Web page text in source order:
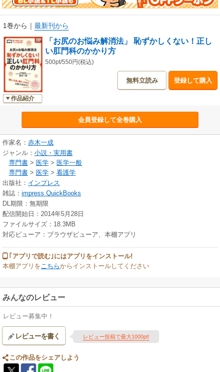
プロローグ：はじめに
第１章 先生おしえてください「その１ 肛門科について」
１-１ 自覚症状があります。どこに行けば？
１-２ いい先生、専門家の見分け方マル秘テクニック
１-３ 肛門科は恥ずかしいのですが……
１-４ 痛いのもイヤなんですが……
１-５ 生理中や妊娠中でも平気ですか？
１-６ 手術も必要ですか？
１-７ ズバリいくらかかるの？
１-８ 保険もおりますか？
第２章 先生おしえてください「その２ 痔について」
２-２ 痔ろう・肛門周囲膿瘍
２-３ 裂肛（切れ痔）・肛門狭窄
第３章 先生おしえてください「その３ 痔の手術について」
３-１ 本当に手術は必要？
３-２ 手術は痛くないの？
３-３ 手術はどれくらい時間がかかる？
３-４ 日帰り手術はできる？
３-５ 入院手術のスケジュール
３-６ レーザーメスは有効？
３-７ 手術後に再発することはあるの？
３-８ 手術後の仕事や運動、旅行について
エピローグ：おわりに
【著者紹介】
骨盤臓器脱センター長
専門は大腸肛門科・骨盤底外科。
“骨盤底領域の手術”に特化。特に直腸肛門疾患（直腸脱・痔核・痔ろう・裂
肛）と骨盤臓器脱（子宮脱・膀胱瘤・直腸瘤・膣脱）の手術では術者とし
て５０００例以上の実績を有する。
また大腸内視鏡は“行列のできる無痛大腸内視鏡”と呼ばれる「無送気軸保持
短縮挿入法」を修得し、これまでに１００００例以上の検査を施行。
※impress QuickBooksシリーズは出版社のインプレスが、「スマホで読む
1巻から ｜ 最新刊から
作品紹介
「お尻のお悩み解消法」 恥ずかしくない！正し
い肛門科のかかり方
500pt/550円(税込)
無料立読み 登録して購入
会員登録して全巻購入
作家名： 赤木一成
ジャンル： 小説・実用書
専門書 > 医学 > 医学一般
専門書 > 医学 > 看護学
出版社： インプレス
雑誌： impress QuickBooks
DL期限：無期限
配信開始日：2014年5月28日
ファイルサイズ：18.3MB
対応ビューア：ブラウザビューア、本棚アプリ
｢アプリで読む｣にはアプリをインストール!
本棚アプリをこちらからインストールしてください
みんなのレビュー
レビュー募集中！
レビューを書く レビュー投稿で最大1000pt!
この作品をシェアしよう